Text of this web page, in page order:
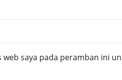
saya pada peramban ini